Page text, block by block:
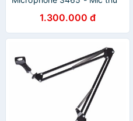
1.300.000 đ